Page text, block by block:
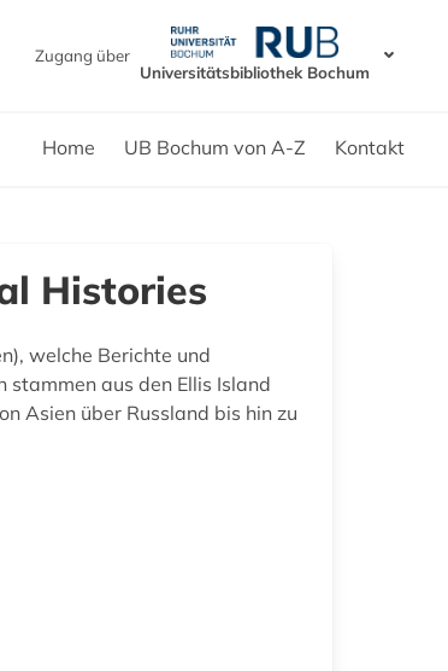
Zugang über
Universitätsbibliothek Bochum
Home UB Bochum von A-Z Kontakt
Histories
welche Berichte und
stammen aus den Ellis Island
Asien über Russland bis hin zu